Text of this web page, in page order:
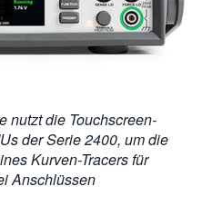
nutzt die Touchscreen-
der Serie 2400, um die
Kurven-Tracers für
Anschlüssen